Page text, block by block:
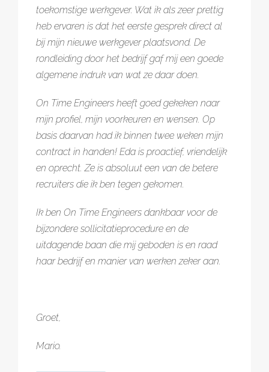
toekomstige werkgever. Wat ik als zeer prettig
heb ervaren is dat het eerste gesprek direct al
bij mijn nieuwe werkgever plaatsvond. De
rondleiding door het bedrijf gaf mij een goede
algemene indruk van wat ze daar doen.
On Time Engineers heeft goed gekeken naar
mijn profiel, mijn voorkeuren en wensen. Op
basis daarvan had ik binnen twee weken mijn
contract in handen! Eda is proactief, vriendelijk
en oprecht. Ze is absoluut een van de betere
recruiters die ik ben tegen gekomen.
Ik ben On Time Engineers dankbaar voor de
bijzondere sollicitatieprocedure en de
uitdagende baan die mij geboden is en raad
haar bedrijf en manier van werken zeker aan.
Groet,
Mario.